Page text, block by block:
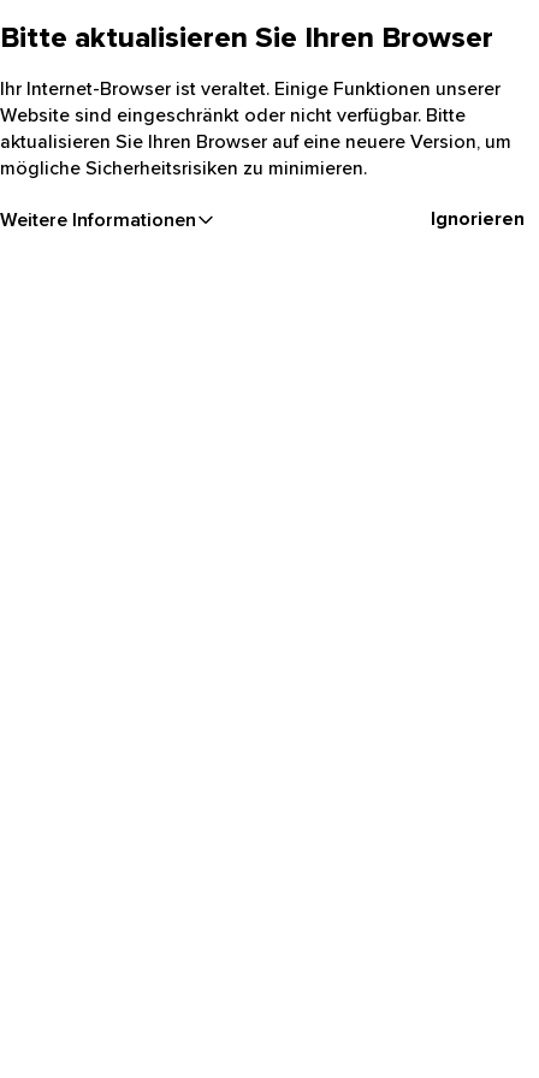
Bitte aktualisieren Sie Ihren Browser
Ihr Internet-Browser ist veraltet. Einige Funktionen unserer
Website sind eingeschränkt oder nicht verfügbar. Bitte
aktualisieren Sie Ihren Browser auf eine neuere Version, um
mögliche Sicherheitsrisiken zu minimieren.
Weitere Informationen Ignorieren